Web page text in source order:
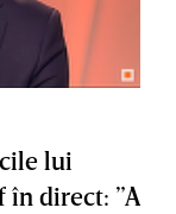
lui
direct: ”A